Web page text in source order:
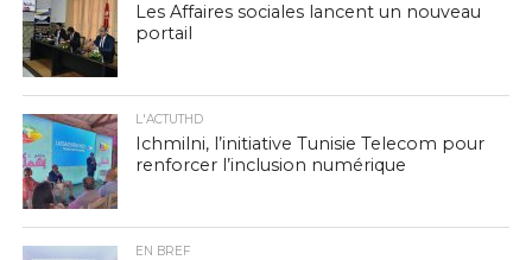
Les Affaires sociales lancent un nouveau
portail
L'ACTUTHD
Ichmilni, l’initiative Tunisie Telecom pour
renforcer l’inclusion numérique
EN BREF